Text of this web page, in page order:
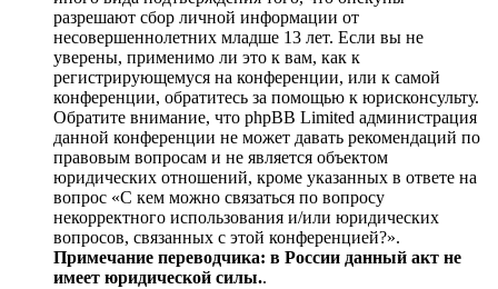
разрешают сбор личной информации от
несовершеннолетних младше 13 лет. Если вы не
уверены, применимо ли это к вам, как к
регистрирующемуся на конференции, или к самой
конференции, обратитесь за помощью к юрисконсульту.
Обратите внимание, что phpBB Limited администрация
данной конференции не может давать рекомендаций по
правовым вопросам и не является объектом
юридических отношений, кроме указанных в ответе на
вопрос «С кем можно связаться по вопросу
некорректного использования и/или юридических
вопросов, связанных с этой конференцией?».
Примечание переводчика: в России данный акт не
имеет юридической силы..